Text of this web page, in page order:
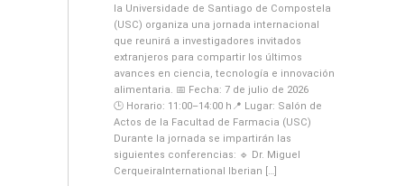
la Universidade de Santiago de Compostela
(USC) organiza una jornada internacional
que reunirá a investigadores invitados
extranjeros para compartir los últimos
avances en ciencia, tecnología e innovación
alimentaria. 📅 Fecha: 7 de julio de 2026
🕒 Horario: 11:00–14:00 h📍 Lugar: Salón de
Actos de la Facultad de Farmacia (USC)
Durante la jornada se impartirán las
siguientes conferencias: 🔹 Dr. Miguel
CerqueiraInternational Iberian […]